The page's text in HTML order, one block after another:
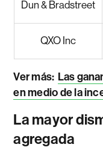
Dun & Bradstreet
QXO Inc
Ver más: Las
en medio de la
La mayor
agregada